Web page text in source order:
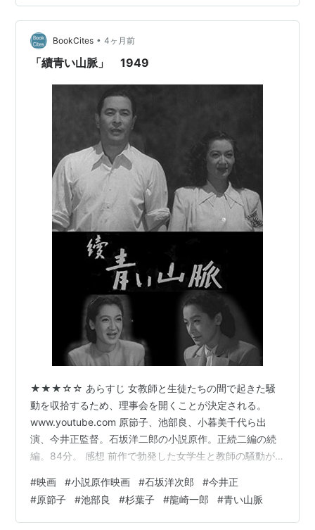
1958年01月15日「女であること」東京映画 ... 佐
山市子
1958年04月15日「東京の休日」東宝 ... おでん屋
1958年07月01日「大番 完結篇」東宝
1959年02月10日「女ごころ」東宝
1959年10月25日「日本誕生」東宝 ... 天照大神
（アマテラス大神）
1960年05月15日「路傍の石」東京映画
1960年05月21日「娘・妻・母」東宝 ... 長女・曽
我早苗
1960年08月14日「ふんどし医者」東宝 ... 妻 い
1960年11月13日「秋日和」松竹大船 ... 三輪秋子
1961年02月14日「慕情の人」東宝
1961年10月29日「小早川家の秋」宝塚映画 ... 長
男の嫁秋子
1962年04月01日「娘と私」東京映画
1962年11月03日「忠臣蔵 花の巻 雪の巻」東
宝 ... 大石妻 りく
の映画に出演し、小津作品でヨーロッパでも知られるこ
とになった 原節子さんですから、役者さんとしてのスケ
ールは李香蘭のほうが上で ありますが、原さんは映画界
から姿を消すだけではなく、実社会からも姿を 隠したこ
BookCites • 4ヶ月前
「續青い山脈」 1949
★★★☆☆ あらすじ 女教師と生徒たちの間で起きた騒
動を収拾するため、理事会を開くことが決定される。
www.youtube.com 原節子、池部良、小暮美千代ら出
演、今井正監督。石坂洋二郎の小説原作。正続二編の続
編。84分。 感想 前作で勃発した女学生と教師の騒動が
では、医者は半殺し、あるいは死んだのでは？とさえ思
っていたのだが、案外と大したことがなくて拍子抜けし
た。続編へ足を運ばせるための演出だったのだろう。 前
#映画 #小説原作映画 #石坂洋次郎 #今井正
#原節子 #池部良 #杉葉子 #龍崎一郎 #青い山脈